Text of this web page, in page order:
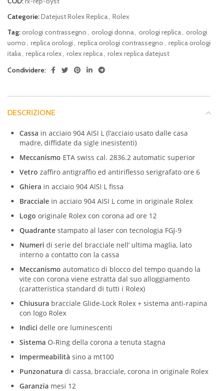
Categorie:Datejust Rolex Replica, Rolex
Tag:orologi contrassegno, orologi donna, orologi replica, orologi
uomo, replica orologi, replica orologi contrassegno, replica orologi
italia, replica rolex, rolex replica, rolex replica datejust
Condividere:
DESCRIZIONE
Cassa in acciaio 904 AISI L (l’acciaio usato dalle casa
madre, diffidate da sigle inesistenti)
Meccanismo ETA swiss cal. 2836.2 automatic superior
Vetro zaffiro antigraffio ed antiriflesso serigrafato ore 6
Ghiera in acciaio 904 AISI L fissa
Bracciale in acciaio 904 AISI L come in originale Rolex
Logo originale Rolex con corona ad ore 12
Quadrante stampato al laser con tecnologia FGJ-9
Numeri di serie del bracciale nell’ ultima maglia, lato
interno a contatto con la cassa
Meccanismo automatico di blocco del tempo quando la
vite con corona viene estratta dal suo alloggiamento
(caratteristica standard di tutti i Rolex)
Chiusura bracciale Glide-Lock Rolex + sistema anti-rapina
con logo Rolex
Indici delle ore luminescenti
Sistema O-Ring della corona a tenuta stagna
Impermeabilità sino a mt100
Punzonatura di cassa, bracciale, corona in originale Rolex
Garanzia mesi 12